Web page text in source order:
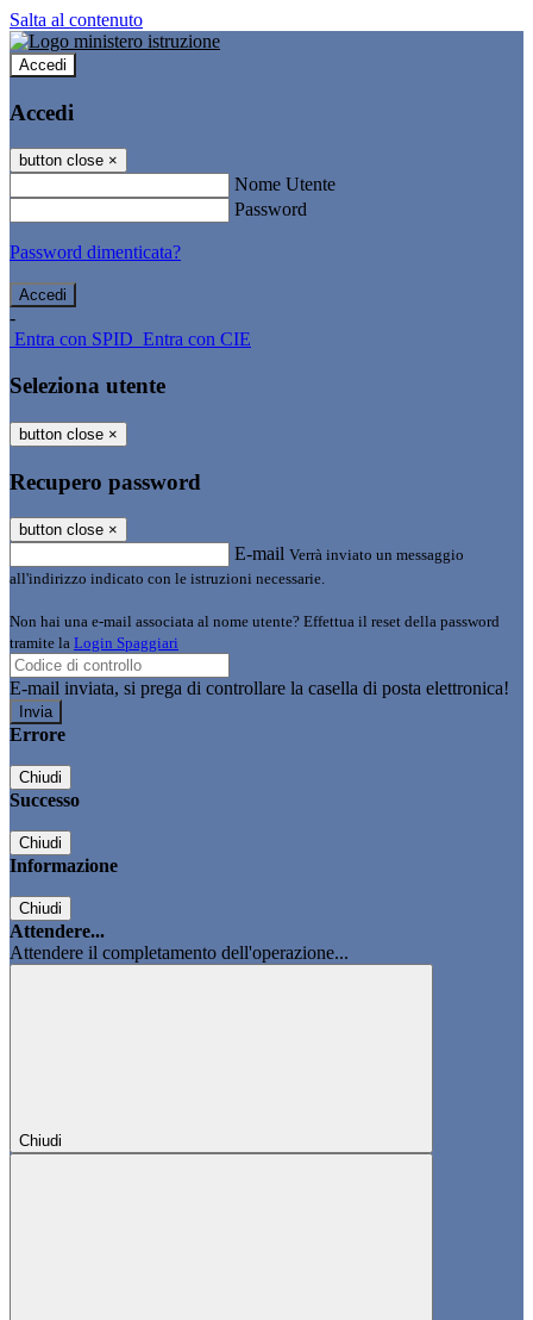
Salta al contenuto
Accedi
Accedi
button close ×
Nome Utente
Password
Password dimenticata?
-
Entra con SPID Entra con CIE
Seleziona utente
button close ×
Recupero password
button close ×
E-mail Verrà inviato un messaggio
all'indirizzo indicato con le istruzioni necessarie.
Non hai una e-mail associata al nome utente? Effettua il reset della password
tramite la Login Spaggiari
E-mail inviata, si prega di controllare la casella di posta elettronica!
Errore
Chiudi
Successo
Chiudi
Informazione
Chiudi
Attendere...
Attendere il completamento dell'operazione...
Chiudi